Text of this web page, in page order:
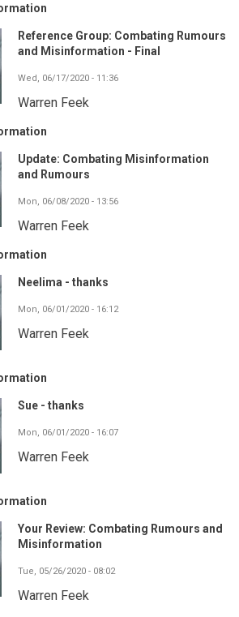
Reference Group: Combating Rumours
and Misinformation - Final
Wed, 06/17/2020 - 11:36
Warren Feek
Update: Combating Misinformation
and Rumours
Mon, 06/08/2020 - 13:56
Warren Feek
Neelima - thanks
Mon, 06/01/2020 - 16:12
Warren Feek
Sue - thanks
Mon, 06/01/2020 - 16:07
Warren Feek
Your Review: Combating Rumours and
Misinformation
Tue, 05/26/2020 - 08:02
Warren Feek